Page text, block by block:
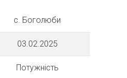
с. Боголюби
03.02.2025
Потужність